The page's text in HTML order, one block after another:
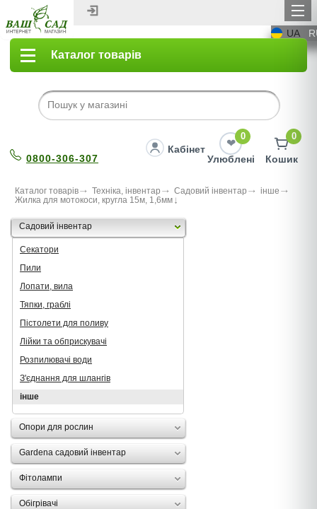
UA
Каталог товарів
0800-306-307
Кабінет
0
Улюблені
0
Кошик
Каталог товарів Техніка, інвентар Садовий інвентар
інше
Жилка для мотокоси, кругла 15м, 1,6мм
Садовий інвентар
Секатори
Пили
Лопати, вила
Тяпки, граблі
Пістолети для поливу
Лійки та обприскувачі
Розпилювачі води
З'єднання для шлангів
інше
Опори для рослин
Gardena садовий інвентар
Фітолампи
Oбігрівачі